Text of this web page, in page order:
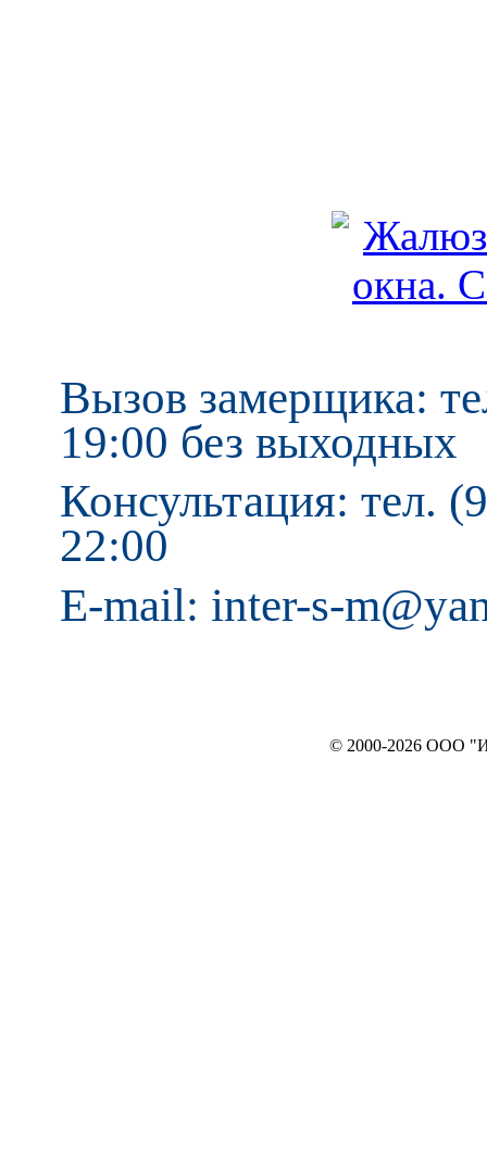
Вызов замерщика:
19:00 без выходных
Консультация: тел.
22:00
E-mail: inter-s-
© 2000-2026 ООО "ИНТЕРЬЕР`c"